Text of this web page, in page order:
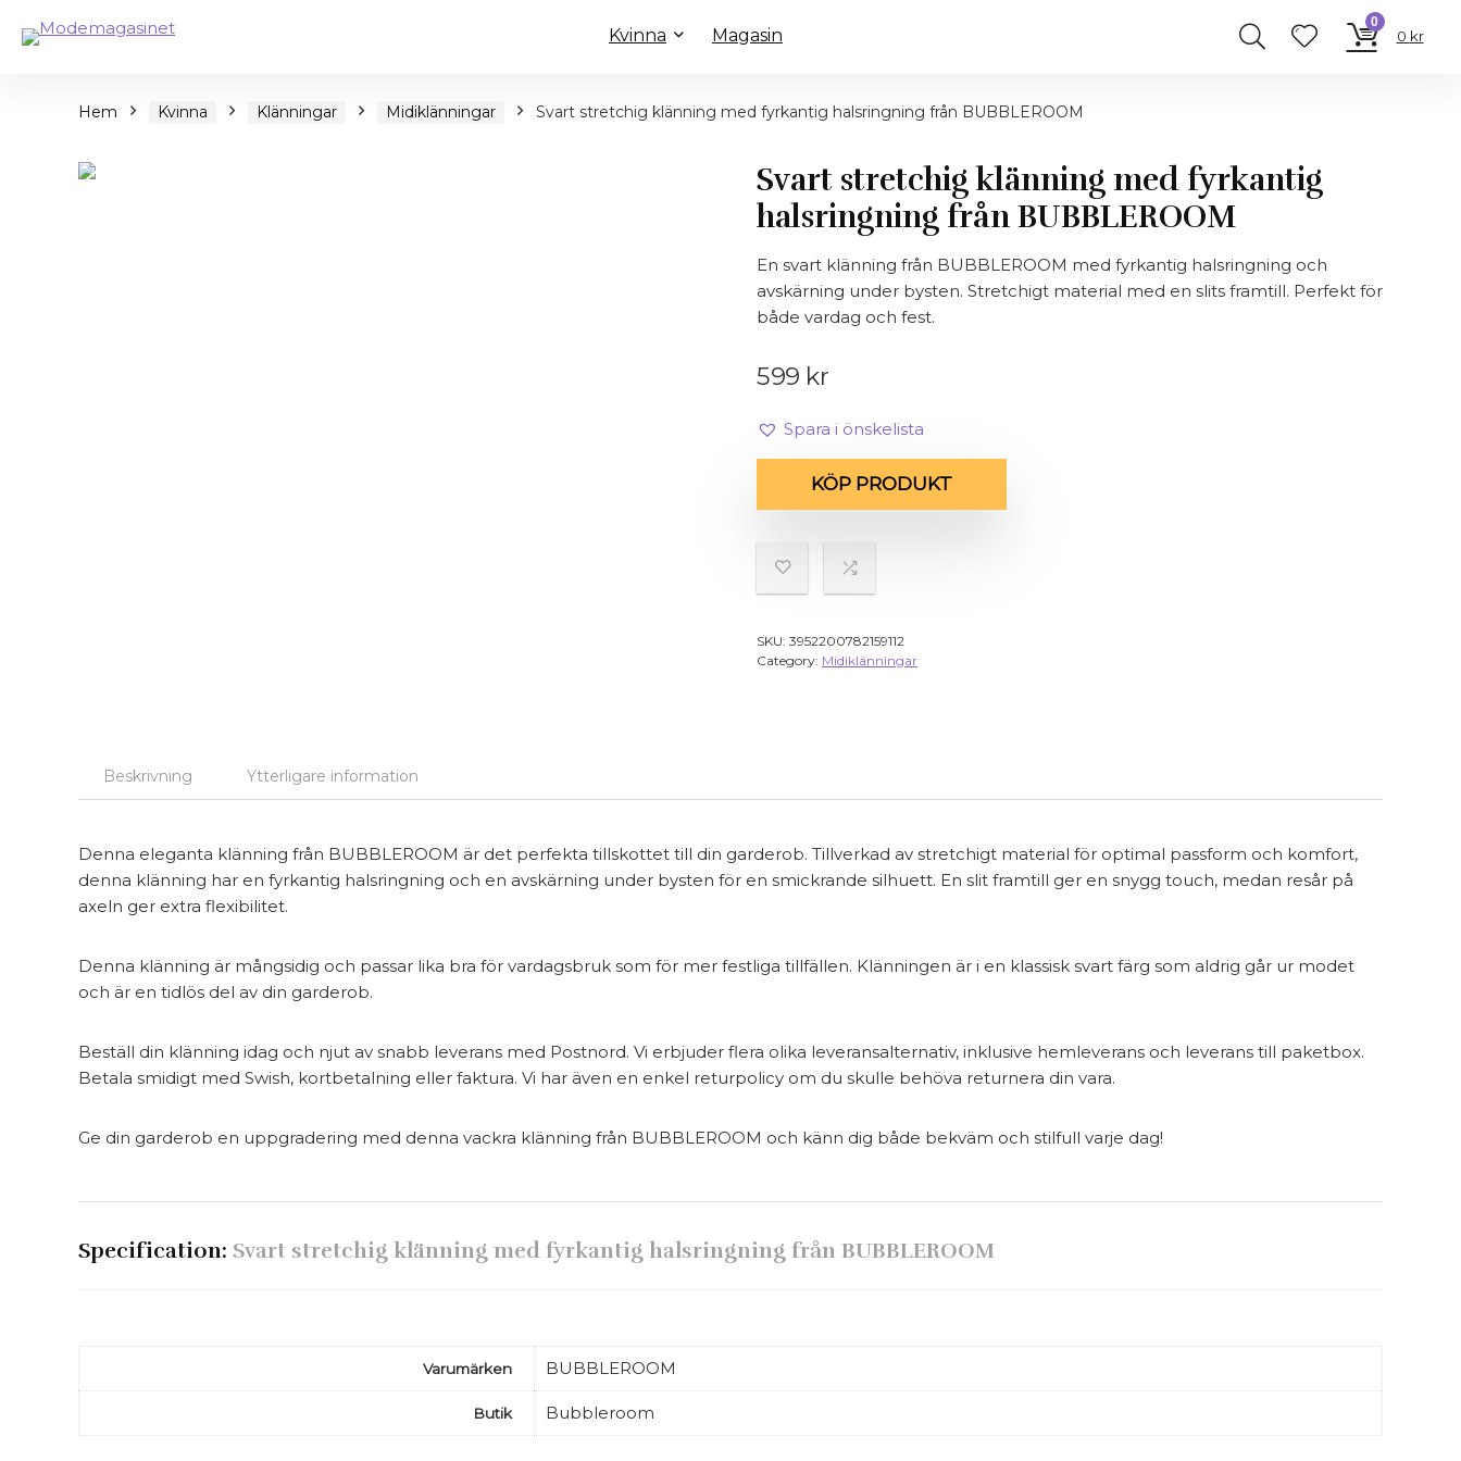
Kvinna Magasin
0
0 kr
Hem Kvinna Klänningar Midiklänningar Svart stretchig klänning med fyrkantig halsringning från BUBBLEROOM
Svart stretchig klänning med fyrkantig
halsringning från BUBBLEROOM
En svart klänning från BUBBLEROOM med fyrkantig halsringning och
avskärning under bysten. Stretchigt material med en slits framtill. Perfekt för
både vardag och fest.
599 kr
Spara i önskelista
KÖP PRODUKT
SKU: 3952200782159112
Category: Midiklänningar
Beskrivning Ytterligare information
Denna eleganta klänning från BUBBLEROOM är det perfekta tillskottet till din garderob. Tillverkad av stretchigt material för optimal passform och komfort,
denna klänning har en fyrkantig halsringning och en avskärning under bysten för en smickrande silhuett. En slit framtill ger en snygg touch, medan resår på
axeln ger extra flexibilitet.
Denna klänning är mångsidig och passar lika bra för vardagsbruk som för mer festliga tillfällen. Klänningen är i en klassisk svart färg som aldrig går ur modet
och är en tidlös del av din garderob.
Beställ din klänning idag och njut av snabb leverans med Postnord. Vi erbjuder flera olika leveransalternativ, inklusive hemleverans och leverans till paketbox.
Betala smidigt med Swish, kortbetalning eller faktura. Vi har även en enkel returpolicy om du skulle behöva returnera din vara.
Ge din garderob en uppgradering med denna vackra klänning från BUBBLEROOM och känn dig både bekväm och stilfull varje dag!
Specification: Svart stretchig klänning med fyrkantig halsringning från BUBBLEROOM
Varumärken BUBBLEROOM
Butik Bubbleroom